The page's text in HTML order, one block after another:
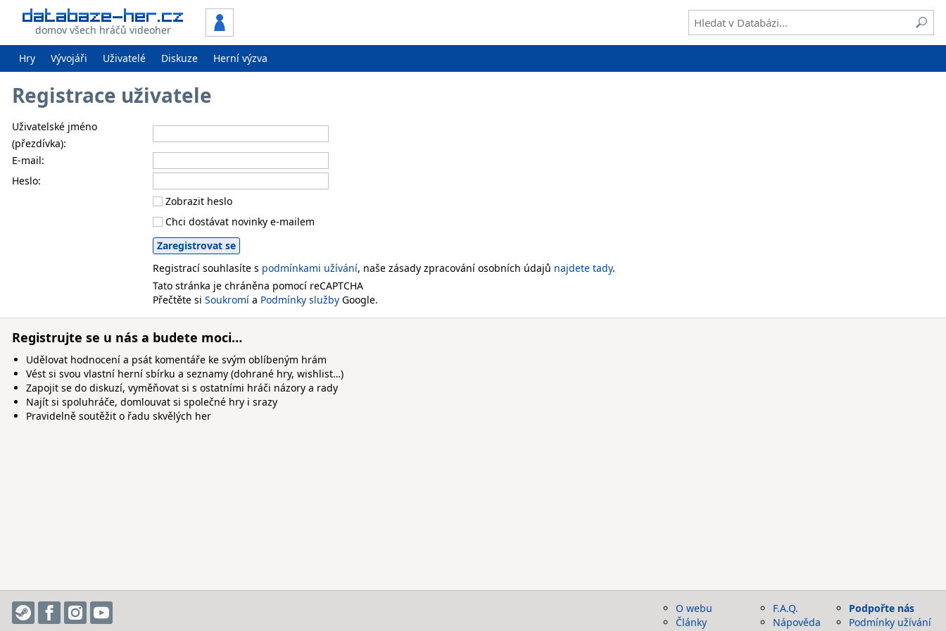
domov všech hráčů videoher
Hry Vývojáři Uživatelé Diskuze Herní výzva
Registrace uživatele
Uživatelské jméno
(přezdívka):
E-mail:
Heslo:
Zobrazit heslo
Chci dostávat novinky e-mailem
Registrací souhlasíte s podmínkami užívání, naše zásady zpracování osobních údajů najdete tady.
Tato stránka je chráněna pomocí reCAPTCHA
Přečtěte si Soukromí a Podmínky služby Google.
Registrujte se u nás a budete moci…
Udělovat hodnocení a psát komentáře ke svým oblíbeným hrám
Vést si svou vlastní herní sbírku a seznamy (dohrané hry, wishlist…)
Zapojit se do diskuzí, vyměňovat si s ostatními hráči názory a rady
Najít si spoluhráče, domlouvat si společné hry i srazy
Pravidelně soutěžit o řadu skvělých her
O webu
Články
F.A.Q.
Nápověda
Podpořte nás
Podmínky užívání